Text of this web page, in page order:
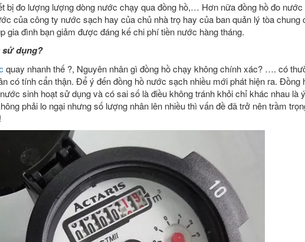
bị đo lượng lượng dòng nước chạy qua đồng hồ,… Hơn nữa đồng hồ đo
của công ty nước sạch hay của chủ nhà trọ hay của ban quản lý tòa chung
gia đình bạn giảm được đáng kế chi phí tiền nước hàng tháng.
sử dụng?
quay nhanh thế ?, Nguyên nhân gì đồng hồ chạy không chính xác? …. có
có tính cẩn thận. Để ý đến đồng hồ nước sạch nhiều mới phát hiện ra. Đồng
sinh hoạt sử dụng và có sai số là điều không tránh khỏi chỉ khác nhau là
phải lo ngại nhưng số lượng nhân lên nhiều thì vấn đề đã trở nên trầm